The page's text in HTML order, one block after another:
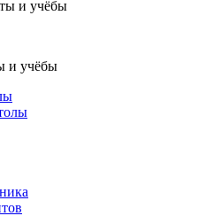
и учёбы
и учёбы